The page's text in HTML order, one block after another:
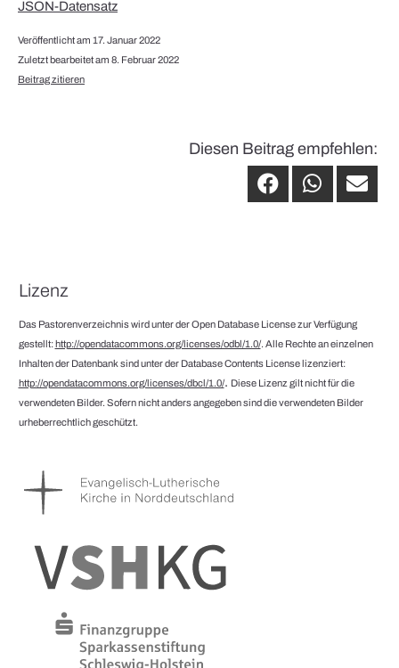
JSON-Datensatz
Veröffentlicht am 17. Januar 2022
Zuletzt bearbeitet am 8. Februar 2022
Beitrag zitieren
Diesen Beitrag empfehlen:
Lizenz
Das Pastorenverzeichnis wird unter der Open Database License zur Verfügung
gestellt: http://opendatacommons.org/licenses/odbl/1.0/. Alle Rechte an einzelnen
Inhalten der Datenbank sind unter der Database Contents License lizenziert:
http://opendatacommons.org/licenses/dbcl/1.0/. Diese Lizenz gilt nicht für die
verwendeten Bilder. Sofern nicht anders angegeben sind die verwendeten Bilder
urheberrechtlich geschützt.